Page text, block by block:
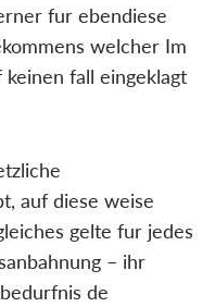
fur ebendiese
welcher Im
fall eingeklagt
auf diese weise
gelte fur jedes
– ihr
de